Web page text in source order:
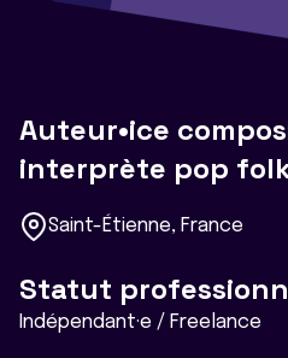
Auteur•ice
interprète pop
Saint-Étienne, France
Statut
Indépendant·e / Freelance